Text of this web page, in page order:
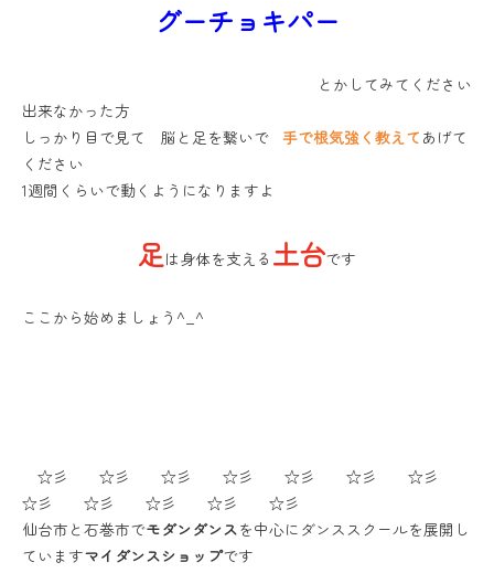
グーチョキパー
とかしてみてください
出来なかった方
しっかり目で見て 脳と足を繋いで 手で根気強く教えて あげて
ください
1週間くらいで動くようになりますよ
足は身体を支える 土台です
ここから始めましょう^_^
☆彡 ☆彡 ☆彡 ☆彡 ☆彡 ☆彡 ☆彡
☆彡 ☆彡 ☆彡 ☆彡 ☆彡
仙台市と石巻市でモダンダンスを中心にダンススクールを展開し
ていますマイダンスショップです